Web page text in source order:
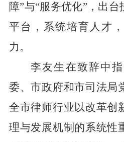
障”与“服务优化”，出台
平台，系统培育人才
力。
李友生在致辞中
委、市政府和市司法局
全市律师行业以改革创
理与发展机制的系统性